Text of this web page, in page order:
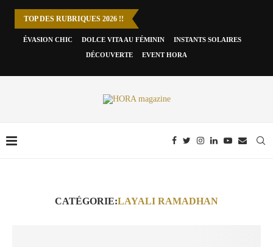
TOP DES RUBRIQUES 2026 !!
ÉVASION CHIC DOLCE VITA AU FÉMININ INSTANTS SOLAIRES
DÉCOUVERTE EVENT HORA
CATÉGORIE:LAYALI RAMADHAN